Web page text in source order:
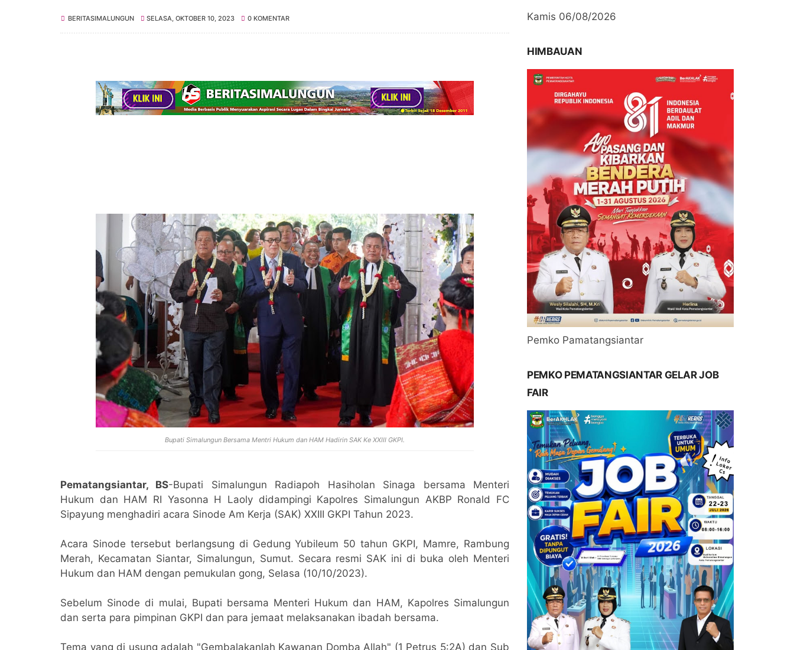
BERITASIMALUNGUN SELASA, OKTOBER 10, 2023 0 KOMENTAR
Bupati Simalungun Bersama Mentri Hukum dan HAM Hadirin SAK Ke XXIII GKPI.
Pematangsiantar, BS-Bupati Simalungun Radiapoh Hasiholan Sinaga bersama Menteri
Hukum dan HAM RI Yasonna H Laoly didampingi Kapolres Simalungun AKBP Ronald FC
Sipayung menghadiri acara Sinode Am Kerja (SAK) XXIII GKPI Tahun 2023.
Acara Sinode tersebut berlangsung di Gedung Yubileum 50 tahun GKPI, Mamre, Rambung
Merah, Kecamatan Siantar, Simalungun, Sumut. Secara resmi SAK ini di buka oleh Menteri
Hukum dan HAM dengan pemukulan gong, Selasa (10/10/2023).
Sebelum Sinode di mulai, Bupati bersama Menteri Hukum dan HAM, Kapolres Simalungun
dan serta para pimpinan GKPI dan para jemaat melaksanakan ibadah bersama.
Tema yang di usung adalah "Gembalakanlah Kawanan Domba Allah" (1 Petrus 5:2A) dan Sub
Kamis 06/08/2026
HIMBAUAN
Pemko Pamatangsiantar
PEMKO PEMATANGSIANTAR GELAR JOB
FAIR